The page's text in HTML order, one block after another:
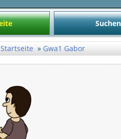
Suchen
Startseite Gwa1 Gabor